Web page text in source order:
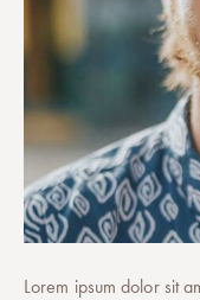
Lorem ipsum dolor sit